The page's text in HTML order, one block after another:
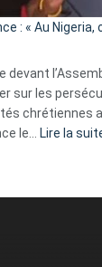
: « Au
devant
sur les
chrétiennes
le… Lire la